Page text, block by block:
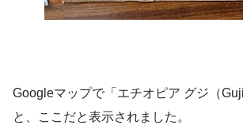
Googleマップで「エチオピア グジ（
と、ここだと表示されました。